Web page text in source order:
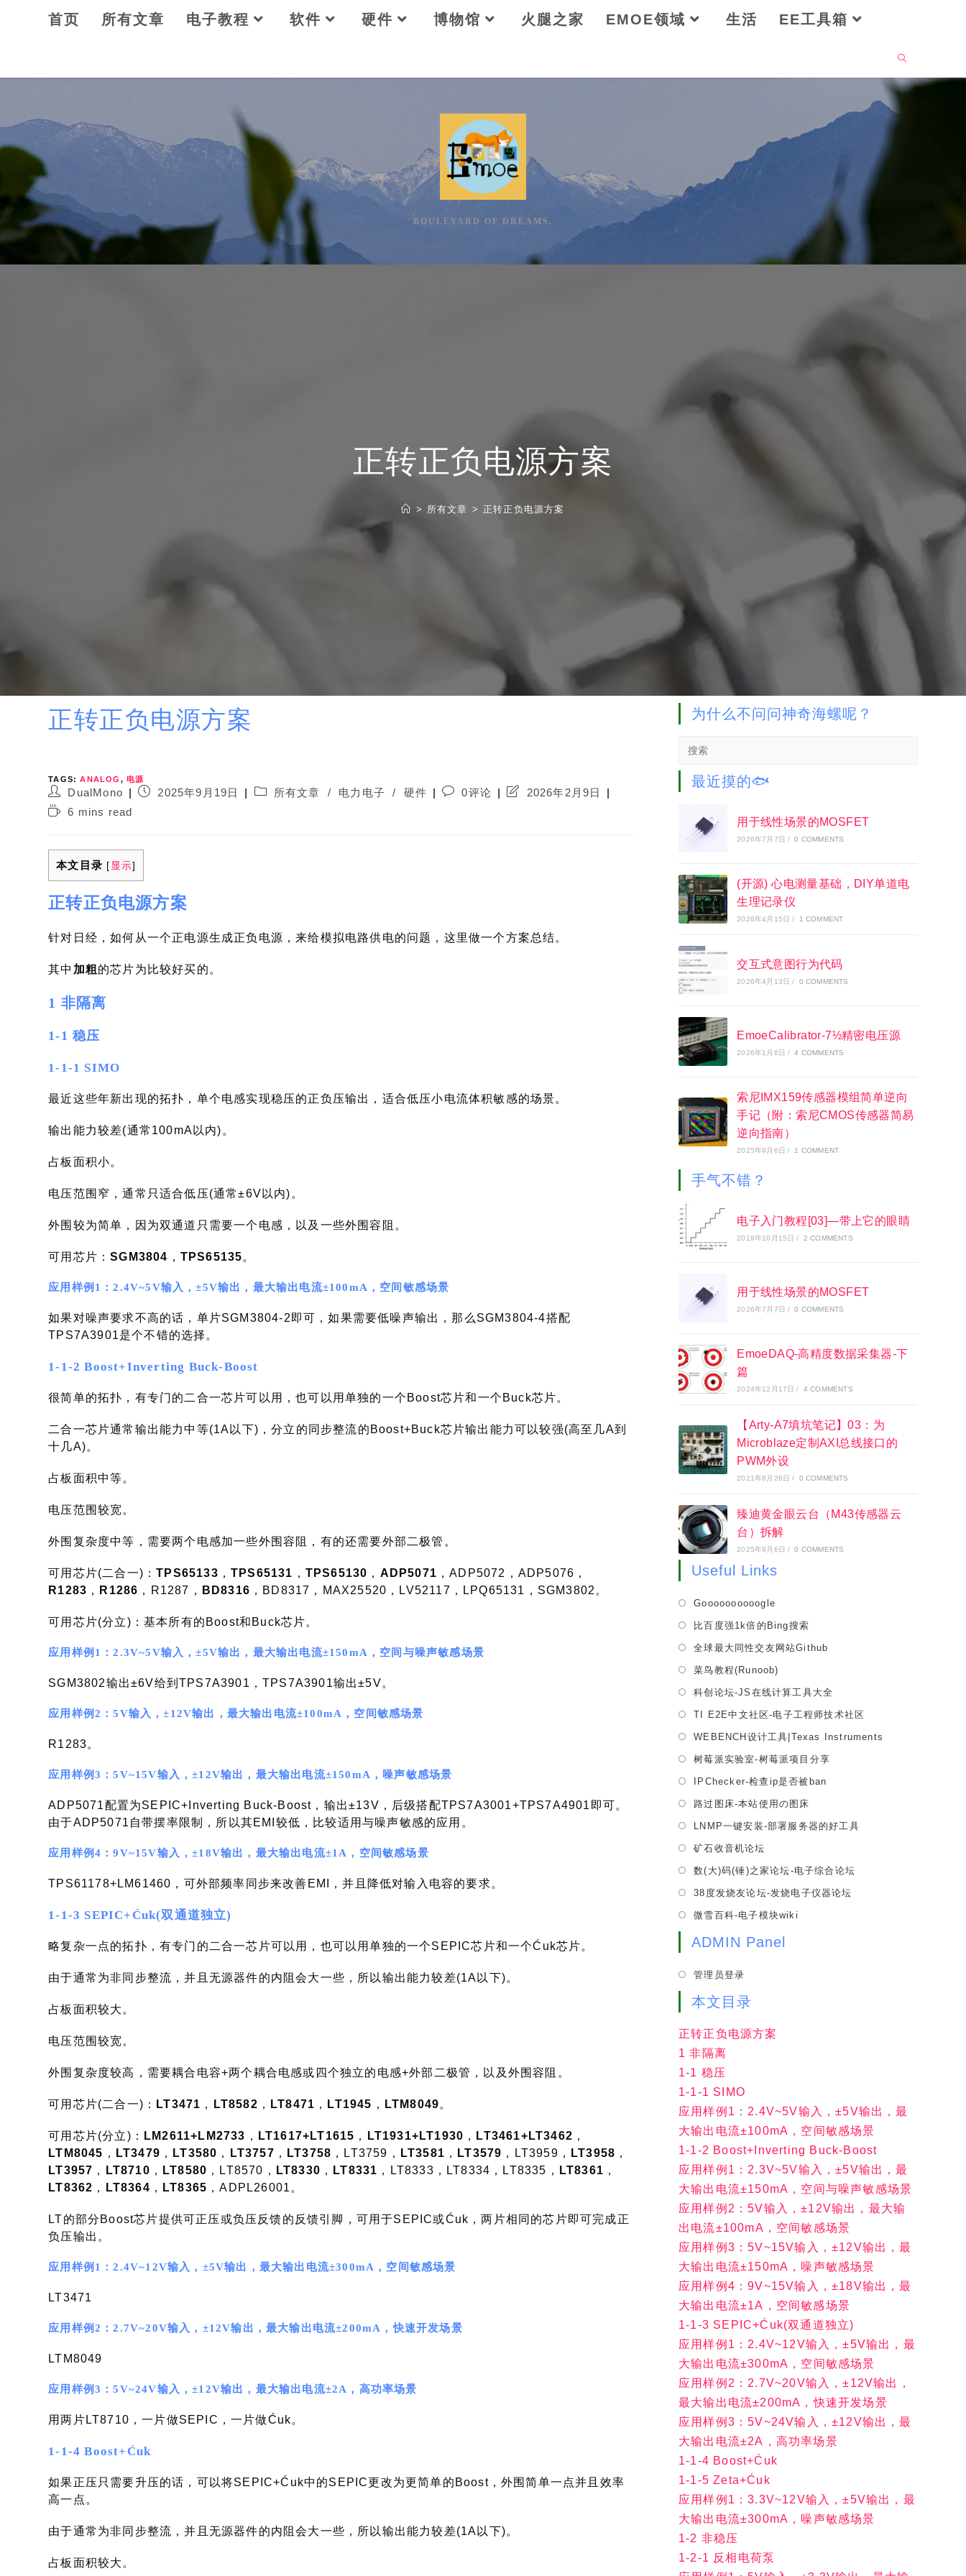
首页 所有文章 电子教程 软件 硬件 博物馆 火腿之家 EMOE领域 生活 EE工具箱
BOULEVARD OF DREAMS.
正转正负电源方案
> 所有文章 > 正转正负电源方案
正转正负电源方案
TAGS:ANALOG , 电源
Post
author:
DualMono
Post2025年9月19日
Post所有文章 / 电力电子 / 硬件
Post0评论
Post2026年2月9日
Reading
6 mins read
本文目录 [ 显示]
正转正负电源方案
针对日经，如何从一个正电源生成正负电源，来给模拟电路供电的问题，这里做一个方案总结。
其中 加粗 的芯片为比较好买的。
1 非隔离
1-1 稳压
1-1-1 SIMO
最近这些年新出现的拓扑，单个电感实现稳压的正负压输出，适合低压小电流体积敏感的场景。
输出能力较差(通常100mA以内)。
占板面积小。
电压范围窄，通常只适合低压(通常±6V以内)。
外围较为简单，因为双通道只需要一个电感，以及一些外围容阻。
可用芯片：SGM3804 ， TPS65135。
应用样例1：2.4V~5V输入，±5V输出，最大输出电流±100mA，空间敏感场景
如果对噪声要求不高的话，单片SGM3804-2即可，如果需要低噪声输出，那么SGM3804-4搭配
TPS7A3901是个不错的选择。
1-1-2 Boost+Inverting Buck-Boost
很简单的拓扑，有专门的二合一芯片可以用，也可以用单独的一个Boost芯片和一个Buck芯片。
二合一芯片通常输出能力中等(1A以下)，分立的同步整流的Boost+Buck芯片输出能力可以较强(高至几A到
十几A)。
占板面积中等。
电压范围较宽。
外围复杂度中等，需要两个电感加一些外围容阻，有的还需要外部二极管。
可用芯片(二合一)：TPS65133 ，TPS65131 ， TPS65130 ， ADP5071 ，ADP5072，ADP5076，
R1283 ， R1286 ，R1287， BD8316 ，BD8317，MAX25520，LV52117，LPQ65131，SGM3802。
可用芯片(分立)：基本所有的Boost和Buck芯片。
应用样例1：2.3V~5V输入，±5V输出，最大输出电流±150mA，空间与噪声敏感场景
SGM3802输出±6V给到TPS7A3901，TPS7A3901输出±5V。
应用样例2：5V输入，±12V输出，最大输出电流±100mA，空间敏感场景
R1283。
应用样例3：5V~15V输入，±12V输出，最大输出电流±150mA，噪声敏感场景
ADP5071配置为SEPIC+Inverting Buck-Boost，输出±13V，后级搭配TPS7A3001+TPS7A4901即可。
由于ADP5071自带摆率限制，所以其EMI较低，比较适用与噪声敏感的应用。
应用样例4：9V~15V输入，±18V输出，最大输出电流±1A，空间敏感场景
TPS61178+LM61460，可外部频率同步来改善EMI，并且降低对输入电容的要求。
1-1-3 SEPIC+Ćuk(双通道独立)
略复杂一点的拓扑，有专门的二合一芯片可以用，也可以用单独的一个SEPIC芯片和一个Ćuk芯片。
由于通常为非同步整流，并且无源器件的内阻会大一些，所以输出能力较差(1A以下)。
占板面积较大。
电压范围较宽。
外围复杂度较高，需要耦合电容+两个耦合电感或四个独立的电感+外部二极管，以及外围容阻。
可用芯片(二合一)： LT3471 ， LT8582 ， LT8471 ， LT1945 ， LTM8049。
可用芯片(分立)： LM2611+LM2733 ， LT1617+LT1615 ， LT1931+LT1930 ， LT3461+LT3462 ，
LTM8045 ， LT3479 ， LT3580 ， LT3757 ， LT3758 ，LT3759， LT3581 ， LT3579 ，LT3959， LT3958 ，
LT3957 ， LT8710 ， LT8580 ，LT8570， LT8330 ， LT8331 ，LT8333，LT8334，LT8335， LT8361 ，
LT8362 ， LT8364 ， LT8365 ，ADPL26001。
LT的部分Boost芯片提供可正压或负压反馈的反馈引脚，可用于SEPIC或Ćuk，两片相同的芯片即可完成正
负压输出。
应用样例1：2.4V~12V输入，±5V输出，最大输出电流±300mA，空间敏感场景
LT3471
应用样例2：2.7V~20V输入，±12V输出，最大输出电流±200mA，快速开发场景
LTM8049
应用样例3：5V~24V输入，±12V输出，最大输出电流±2A，高功率场景
用两片LT8710，一片做SEPIC，一片做Ćuk。
1-1-4 Boost+Ćuk
如果正压只需要升压的话，可以将SEPIC+Ćuk中的SEPIC更改为更简单的Boost，外围简单一点并且效率
高一点。
由于通常为非同步整流，并且无源器件的内阻会大一些，所以输出能力较差(1A以下)。
占板面积较大。
为什么不问问神奇海螺呢？
Search
website
最近摸的🐟
用于线性场景的MOSFET
2026年7月7日 / 0 COMMENTS
(开源) 心电测量基础，DIY单道电
生理记录仪
2026年4月15日 / 1 COMMENT
交互式意图行为代码
2026年4月13日 / 0 COMMENTS
EmoeCalibrator-7½精密电压源
2026年1月6日 / 4 COMMENTS
索尼IMX159传感器模组简单逆向
手记（附：索尼CMOS传感器简易
逆向指南）
2025年9月6日 / 1 COMMENT
手气不错？
电子入门教程[03]—带上它的眼睛
2019年10月15日 / 2 COMMENTS
用于线性场景的MOSFET
2026年7月7日 / 0 COMMENTS
EmoeDAQ-高精度数据采集器-下
篇
2024年12月17日 / 4 COMMENTS
【Arty-A7填坑笔记】03：为
Microblaze定制AXI总线接口的
PWM外设
2021年8月26日 / 0 COMMENTS
臻迪黄金眼云台（M43传感器云
台）拆解
2025年9月6日 / 0 COMMENTS
Useful Links
GoooooooooogleOpens
new
tab
比百度强1k倍的Bing搜索Opens
tab
全球最大同性交友网站Github
new
tab
菜鸟教程(Runoob)
a
new
tab
科创论坛-JS在线计算工具大全
a
new
TI E2E中文社区-电子工程师技术社区
WEBENCH设计工具|Texas Instruments
树莓派实验室-树莓派项目分享
tab
IPChecker-检查ip是否被ban
new
路过图床-本站使用の图床
a
tab
LNMP一键安装-部署服务器的好工具
矿石收音机论坛
a
new
tab
数(大)码(锤)之家论坛-电子综合论坛Opens
38度发烧友论坛-发烧电子仪器论坛
微雪百科-电子模块wiki
ADMIN Panel
管理员登录
本文目录
正转正负电源方案
1 非隔离
1-1 稳压
1-1-1 SIMO
应用样例1：2.4V~5V输入，±5V输出，最
大输出电流±100mA，空间敏感场景
1-1-2 Boost+Inverting Buck-Boost
应用样例1：2.3V~5V输入，±5V输出，最
大输出电流±150mA，空间与噪声敏感场景
应用样例2：5V输入，±12V输出，最大输
出电流±100mA，空间敏感场景
应用样例3：5V~15V输入，±12V输出，最
大输出电流±150mA，噪声敏感场景
应用样例4：9V~15V输入，±18V输出，最
大输出电流±1A，空间敏感场景
1-1-3 SEPIC+Ćuk(双通道独立)
应用样例1：2.4V~12V输入，±5V输出，最
大输出电流±300mA，空间敏感场景
应用样例2：2.7V~20V输入，±12V输出，
最大输出电流±200mA，快速开发场景
应用样例3：5V~24V输入，±12V输出，最
大输出电流±2A，高功率场景
1-1-4 Boost+Ćuk
1-1-5 Zeta+Ćuk
应用样例1：3.3V~12V输入，±5V输出，最
大输出电流±300mA，噪声敏感场景
1-2 非稳压
1-2-1 反相电荷泵